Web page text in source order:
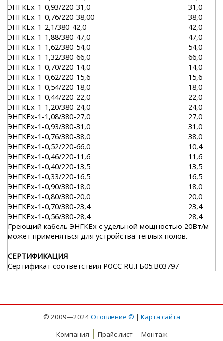
ЭНГКЕх-1-0,93/220-31,0
31,0
ЭНГКЕх-1-0,76/220-38,00
38,0
ЭНГКЕх-1-2,1/380-42,0
42,0
ЭНГКЕх-1-1,88/380-47,0
47,0
ЭНГКЕх-1-1,62/380-54,0
54,0
ЭНГКЕх-1-1,32/380-66,0
66,0
ЭНГКЕх-1-0,70/220-14,0
14,0
ЭНГКЕх-1-0,62/220-15,6
15,6
ЭНГКЕх-1-0,54/220-18,0
18,0
ЭНГКЕх-1-0,44/220-22,0
22,0
ЭНГКЕх-1-1,20/380-24,0
24,0
ЭНГКЕх-1-1,08/380-27,0
27,0
ЭНГКЕх-1-0,93/380-31,0
31,0
ЭНГКЕх-1-0,76/380-38,0
38,0
ЭНГКЕх-1-0,52/220-66,0
10,4
ЭНГКЕх-1-0,46/220-11,6
11,6
ЭНГКЕх-1-0,40/220-13,5
13,5
ЭНГКЕх-1-0,33/220-16,5
16,5
ЭНГКЕх-1-0,90/380-18,0
18,0
ЭНГКЕх-1-0,80/380-20,0
20,0
ЭНГКЕх-1-0,70/380-23,4
23,4
ЭНГКЕх-1-0,56/380-28,4
28,4
Греющий кабель ЭНГКЕх с удельной мощностью 20Вт/м
может применяться для устройства теплых полов.
СЕРТИФИКАЦИЯ
Сертификат соответствия РОСС RU.ГБ05.В03797
© 2009—2024Отопление © | Карта сайта
Компания
Прайс-лист Монтаж